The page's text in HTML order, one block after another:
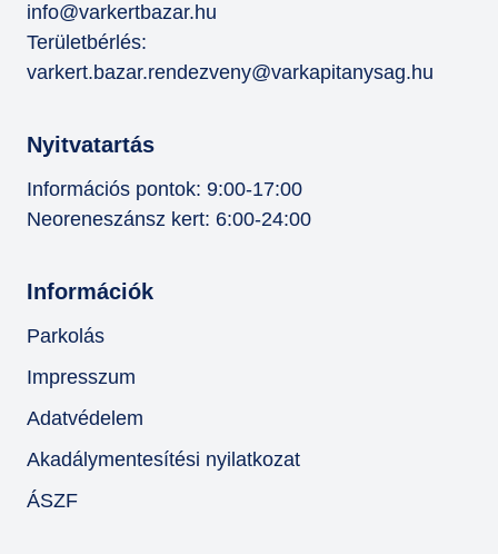
info@varkertbazar.hu
Területbérlés:
varkert.bazar.rendezveny@varkapitanysag.hu
Nyitvatartás
Információs pontok: 9:00-17:00
Neoreneszánsz kert: 6:00-24:00
Információk
Parkolás
Impresszum
Adatvédelem
Akadálymentesítési nyilatkozat
ÁSZF